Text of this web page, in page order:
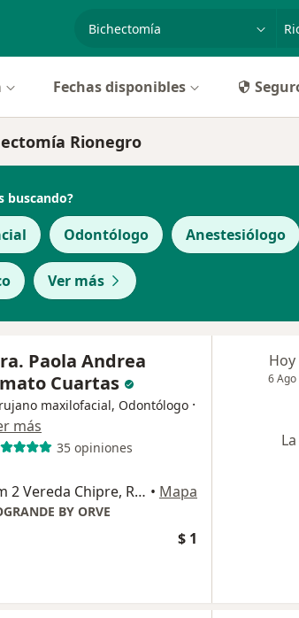
especialidad, enfermedad o
Fechas disponibles
Rionegro
buscando?
Odontólogo Anestesiólogo
Ver más
Paola Andrea
Cuartas
maxilofacial, Odontólogo ·
más
35 opiniones
Vía Llanogrande Km 2 Vereda Chipre, Rionegro • Mapa
BY ORVE
$ 1
Hoy
6 Ago